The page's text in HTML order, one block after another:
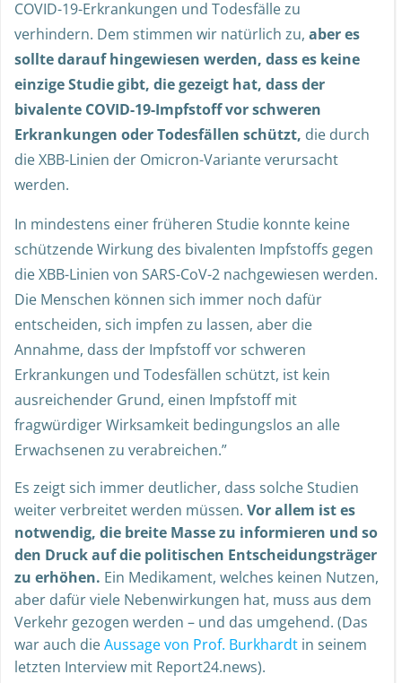
COVID-19-Erkrankungen und Todesfälle zu
verhindern. Dem stimmen wir natürlich zu, aber es
sollte darauf hingewiesen werden, dass es keine
einzige Studie gibt, die gezeigt hat, dass der
bivalente COVID-19-Impfstoff vor schweren
Erkrankungen oder Todesfällen schützt, die durch
die XBB-Linien der Omicron-Variante verursacht
werden.
In mindestens einer früheren Studie konnte keine
schützende Wirkung des bivalenten Impfstoffs gegen
die XBB-Linien von SARS-CoV-2 nachgewiesen werden.
Die Menschen können sich immer noch dafür
entscheiden, sich impfen zu lassen, aber die
Annahme, dass der Impfstoff vor schweren
Erkrankungen und Todesfällen schützt, ist kein
ausreichender Grund, einen Impfstoff mit
fragwürdiger Wirksamkeit bedingungslos an alle
Erwachsenen zu verabreichen.”
Es zeigt sich immer deutlicher, dass solche Studien
weiter verbreitet werden müssen. Vor allem ist es
notwendig, die breite Masse zu informieren und so
den Druck auf die politischen Entscheidungsträger
zu erhöhen. Ein Medikament, welches keinen Nutzen,
aber dafür viele Nebenwirkungen hat, muss aus dem
Verkehr gezogen werden – und das umgehend. (Das
war auch dieAussage von Prof. Burkhardt in seinem
letzten Interview mit Report24.news).